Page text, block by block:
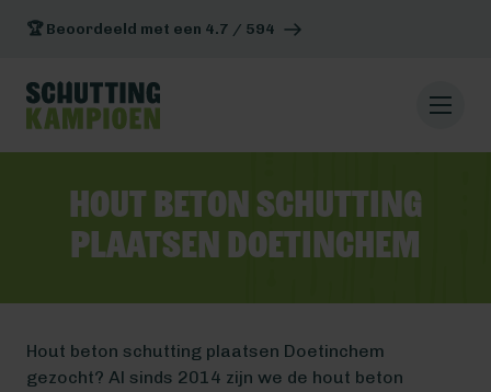
🏆 Beoordeeld met een 4.7 / 594
Hout beton schutting
plaatsen Doetinchem
Hout beton schutting plaatsen Doetinchem
gezocht? Al sinds 2014 zijn we de hout beton